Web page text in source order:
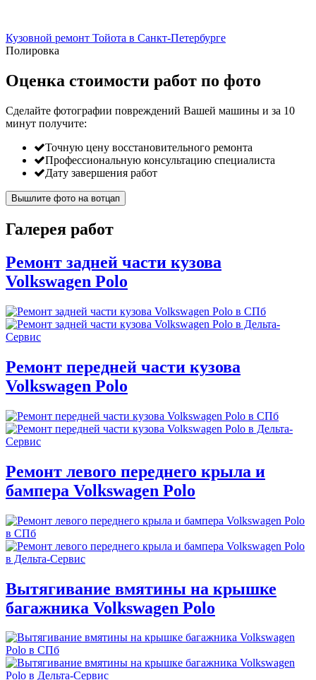
Кузовной ремонт Тойота в Санкт-Петербурге
Полировка
Оценка стоимости работ по фото
Сделайте фотографии повреждений Вашей машины и за 10
минут получите:
Точную цену восстановительного ремонта
Профессиональную консультацию специалиста
Дату завершения работ
Вышлите фото на вотцап
Галерея работ
Ремонт задней части кузова
Volkswagen Polo
Ремонт передней части кузова
Volkswagen Polo
Ремонт левого переднего крыла и
бампера Volkswagen Polo
Вытягивание вмятины на крышке
багажника Volkswagen Polo